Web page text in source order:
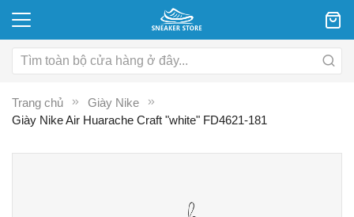
Trang chủ
Giày Nike
Giày Nike Air Huarache Craft "white" FD4621-181